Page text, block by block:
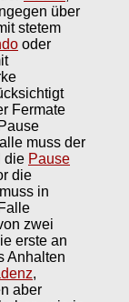
über
stetem
oder
Fermate
muss der
die Pause
die
in
zwei
erste an
Anhalten
,
aber